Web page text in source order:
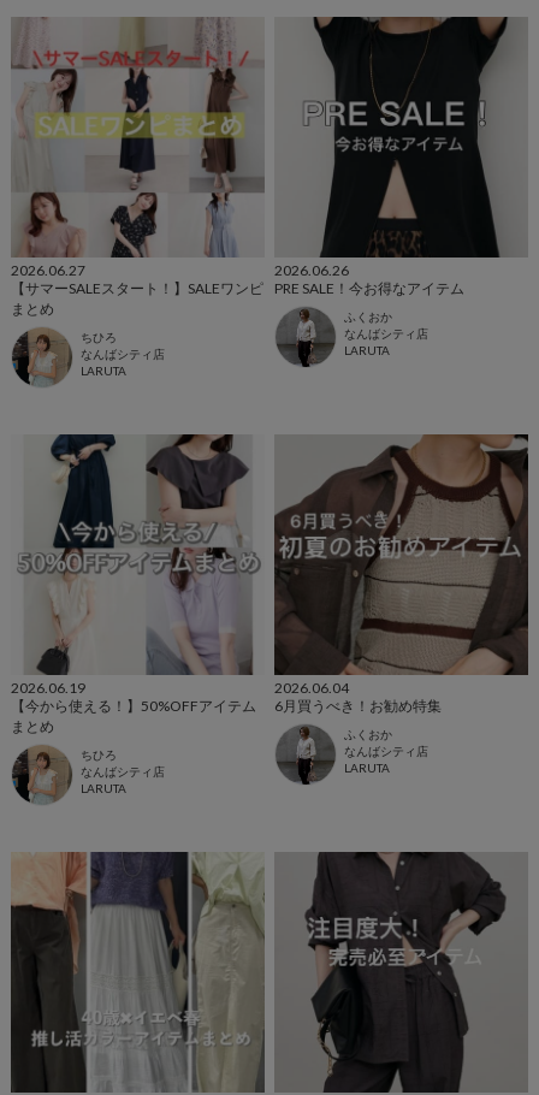
2026.06.27
【サマーSALEスタート！】SALEワンピ
まとめ
ちひろ
なんばシティ店
LARUTA
2026.06.26
PRE SALE！今お得なアイテム
ふくおか
なんばシティ店
LARUTA
2026.06.19
【今から使える！】50%OFFアイテム
まとめ
ちひろ
なんばシティ店
LARUTA
2026.06.04
6月買うべき！お勧め特集
ふくおか
なんばシティ店
LARUTA